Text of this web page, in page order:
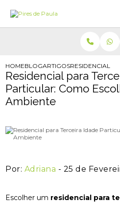
HOMEBLOGARTIGOSRESIDENCIAL
Residencial para
Particular: Como
Ambiente
Por: Adriana - 25 de
Escolher um residencial para